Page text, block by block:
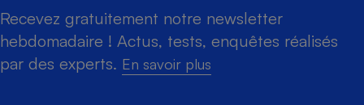
Recevez gratuitement notre newsletter
hebdomadaire ! Actus, tests, enquêtes réalisés
par des experts. En savoir plus